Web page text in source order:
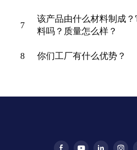
7
该产品由什么材料制成
料吗？质量怎么样？
8 你们工厂有什么优势？